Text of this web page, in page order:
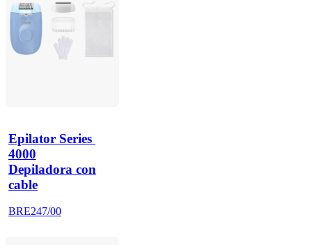
Epilator Series
4000
Depiladora con
cable
BRE247/00